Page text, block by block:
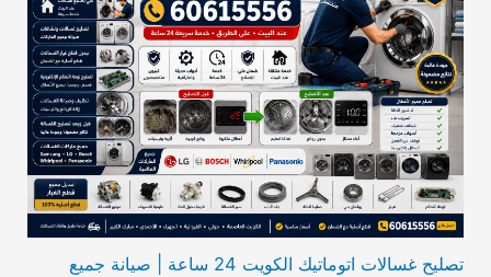
تصليح غسالات اتوماتيك الكويت 24 ساعة | صيانة جميع